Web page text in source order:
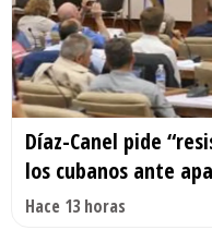
Díaz-Canel pide
los cubanos ante
Hace 13 horas